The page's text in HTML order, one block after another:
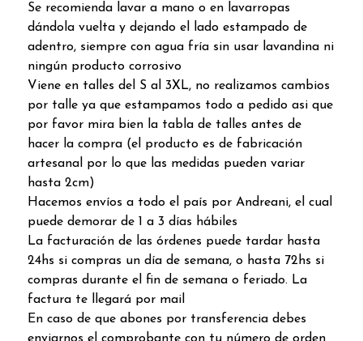
Se recomienda lavar a mano o en lavarropas
dándola vuelta y dejando el lado estampado de
adentro, siempre con agua fría sin usar lavandina ni
ningún producto corrosivo
Viene en talles del S al 3XL, no realizamos cambios
por talle ya que estampamos todo a pedido asi que
por favor mira bien la tabla de talles antes de
hacer la compra (el producto es de fabricación
artesanal por lo que las medidas pueden variar
hasta 2cm)
Hacemos envíos a todo el país por Andreani, el cual
puede demorar de 1 a 3 días hábiles
La facturación de las órdenes puede tardar hasta
24hs si compras un día de semana, o hasta 72hs si
compras durante el fin de semana o feriado. La
factura te llegará por mail
En caso de que abones por transferencia debes